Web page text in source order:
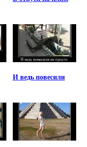
И ведь повесили